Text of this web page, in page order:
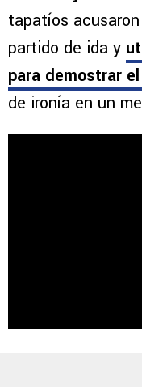
tapatíos
partido de ida y
para demostrar
de ironía en un